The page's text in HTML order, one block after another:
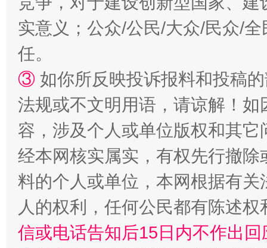
扯下公款旅游的“隐身衣” 如何以
实意义；公众/公民/大众/民众/
任。
③ 如你所反映投诉报料和投稿
法规或不文明用语，请谅解！
容，涉及个人或单位版权和其它
经本网核实属实，有权先行撤
料的个人或单位，本网根据有
人的权利，任何公民都有陈述
信或电话告知后15日内不作出